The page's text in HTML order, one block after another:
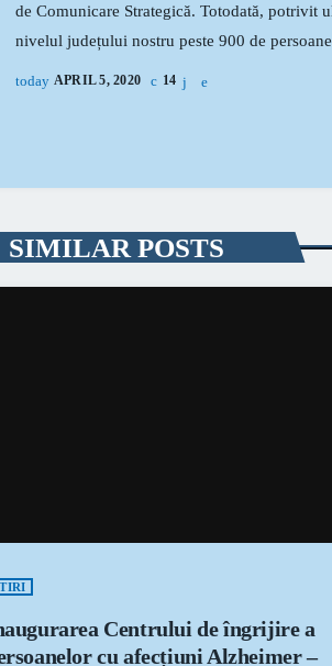
de Comunicare Strategică. Totodată, potrivit
nivelul județului nostru peste 900 de
today APRIL 5, 2020 14
SIMILAR POSTS
Centrului de îngrijire a
cu afecțiuni Alzheimer –